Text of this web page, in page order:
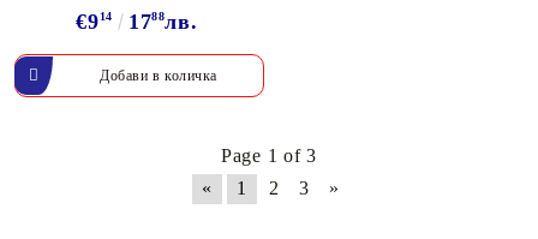
€914 1788лв.
Page 1 of 3
«
1 2 3 »